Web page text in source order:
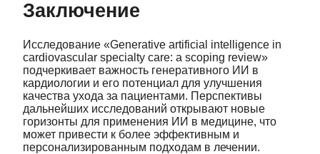
Заключение
Исследование «Generative artificial intelligence in
cardiovascular specialty care: a scoping review»
подчеркивает важность генеративного ИИ в
кардиологии и его потенциал для улучшения
качества ухода за пациентами. Перспективы
дальнейших исследований открывают новые
горизонты для применения ИИ в медицине, что
может привести к более эффективным и
персонализированным подходам в лечении.